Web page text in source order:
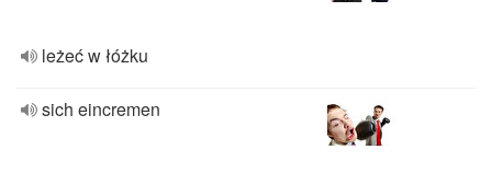
leżeć w łóżku
sich eincremen